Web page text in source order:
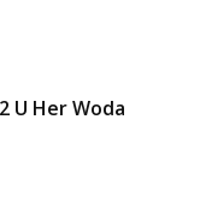
U Her Woda